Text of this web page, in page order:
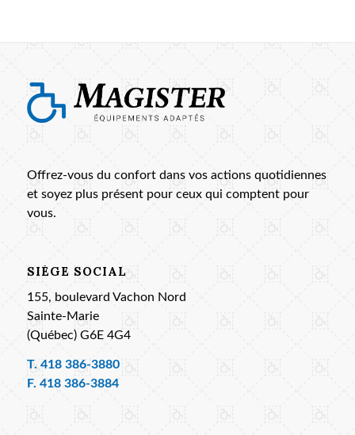
Offrez-vous du confort dans vos actions quotidiennes
et soyez plus présent pour ceux qui comptent pour
vous.
SIÈGE SOCIAL
155, boulevard Vachon Nord
Sainte-Marie
(Québec) G6E 4G4
T. 418 386-3880
F. 418 386-3884